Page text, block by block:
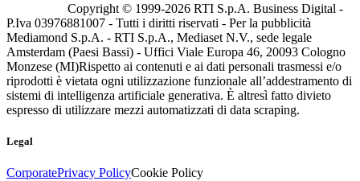
Copyright © 1999-2026 RTI S.p.A. Business Digital -
P.Iva 03976881007 - Tutti i diritti riservati - Per la pubblicità
Mediamond S.p.A. - RTI S.p.A., Mediaset N.V., sede legale
Amsterdam (Paesi Bassi) - Uffici Viale Europa 46, 20093 Cologno
Monzese (MI)Rispetto ai contenuti e ai dati personali trasmessi e/o
riprodotti è vietata ogni utilizzazione funzionale all’addestramento di
sistemi di intelligenza artificiale generativa. È altresì fatto divieto
espresso di utilizzare mezzi automatizzati di data scraping.
Legal
CorporatePrivacy PolicyCookie Policy